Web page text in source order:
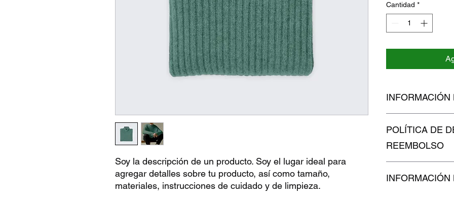
Soy la descripción de un producto. Soy el lugar ideal para
agregar detalles sobre tu producto, así como tamaño,
materiales, instrucciones de cuidado y de limpieza.
Cantidad *
INFORMACIÓN
para agregar
limpieza. Es
qué este producto
beneficiarían con él.
POLÍTICA DE
REEMBOLSO
oportunidad ideal
INFORMACIÓN